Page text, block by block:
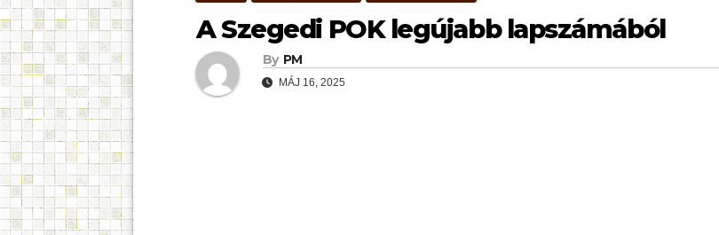
A Szegedi POK legújabb lapszámából
By PM
MÁJ 16, 2025